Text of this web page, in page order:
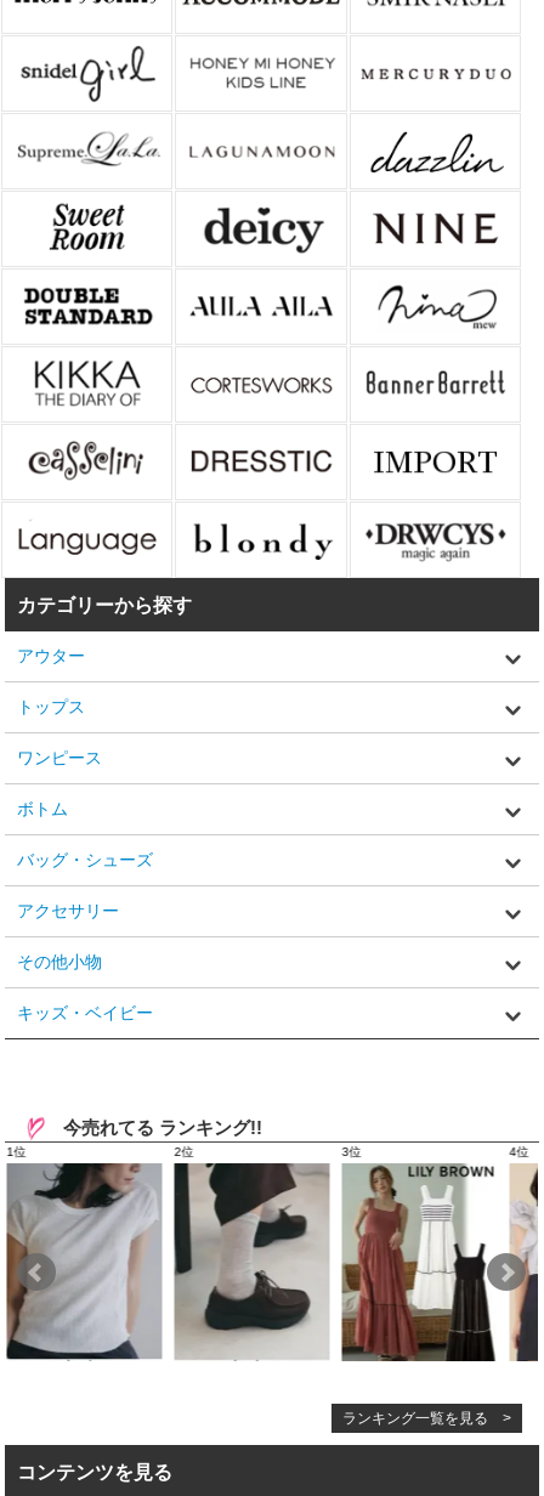
カテゴリーから探す
アウター
トップス
ワンピース
ボトム
バッグ・シューズ
アクセサリー
その他小物
キッズ・ベイビー
今売れてる ランキング!!
ランキング一覧を見る >
コンテンツを見る